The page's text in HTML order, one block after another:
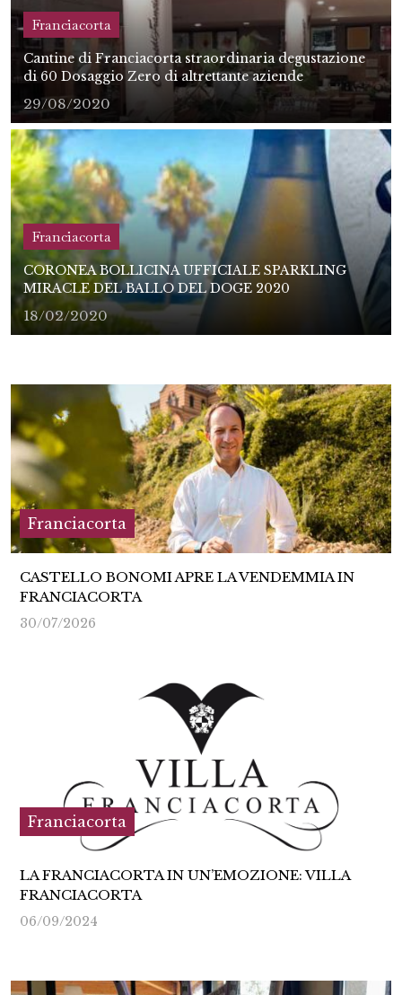
Franciacorta
Cantine di Franciacorta straordinaria degustazione
di 60 Dosaggio Zero di altrettante aziende
29/08/2020
Franciacorta
CORONEA BOLLICINA UFFICIALE SPARKLING
MIRACLE DEL BALLO DEL DOGE 2020
18/02/2020
Franciacorta
CASTELLO BONOMI APRE LA VENDEMMIA IN
FRANCIACORTA
30/07/2026
Franciacorta
LA FRANCIACORTA IN UN’EMOZIONE: VILLA
FRANCIACORTA
06/09/2024